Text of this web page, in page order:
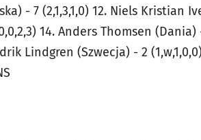
- 7 (2,1,3,1,0) 12. Niels Kristian
14. Anders Thomsen (Dania)
Lindgren (Szwecja) - 2